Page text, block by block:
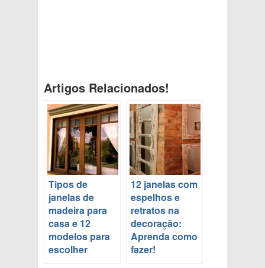
Artigos Relacionados!
Tipos de
janelas de
madeira para
casa e 12
modelos para
escolher
12 janelas com
espelhos e
retratos na
decoração:
Aprenda como
fazer!